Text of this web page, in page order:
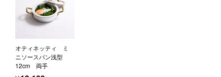
オティネッティ ミ
ニソースパン浅型
12cm 両手